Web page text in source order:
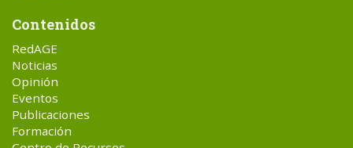
Contenidos
RedAGE
Noticias
Opinión
Eventos
Publicaciones
Formación